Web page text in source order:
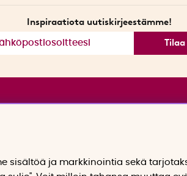
Inspiraatiota uutiskirjeestämme!
Tilaa
sisältöä ja markkinointia sekä